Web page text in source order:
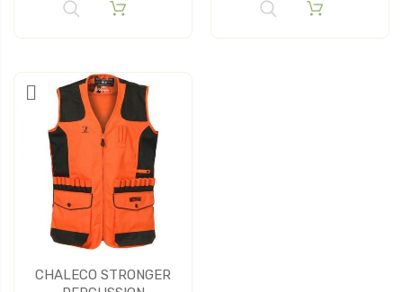
CHALECO STRONGER